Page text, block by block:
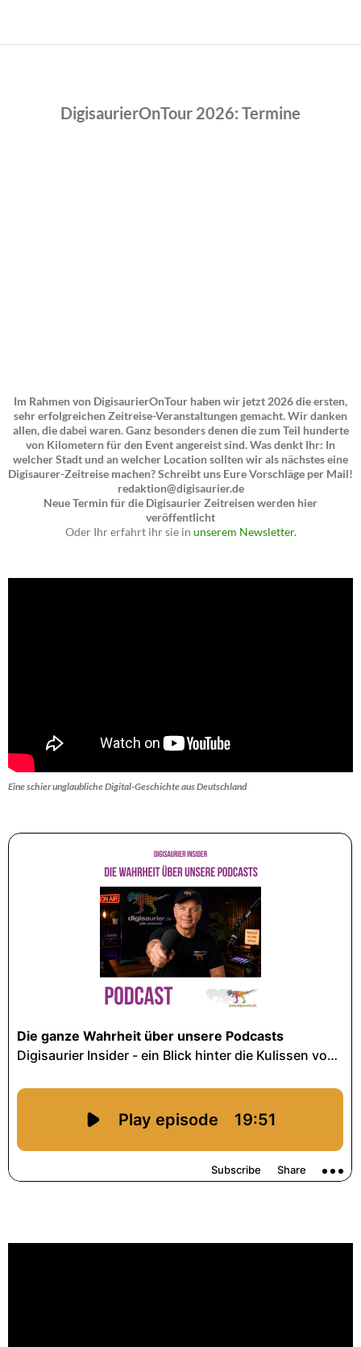
DigisaurierOnTour 2026: Termine
Im Rahmen von DigisaurierOnTour haben wir jetzt 2026 die ersten,
sehr erfolgreichen Zeitreise-Veranstaltungen gemacht. Wir danken
allen, die dabei waren. Ganz besonders denen die zum Teil hunderte
von Kilometern für den Event angereist sind. Was denkt Ihr: In
welcher Stadt und an welcher Location sollten wir als nächstes eine
Digisaurer-Zeitreise machen? Schreibt uns Eure Vorschläge per Mail!
redaktion@digisaurier.de
Neue Termin für die Digisaurier Zeitreisen werden hier
veröffentlicht
Oder Ihr erfahrt ihr sie in unserem Newsletter.
Eine schier unglaubliche Digital-Geschichte aus Deutschland